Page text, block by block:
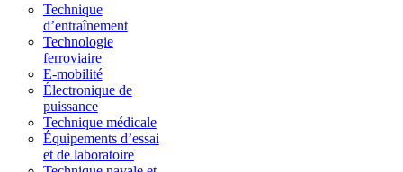
Technique
d’entraînement
Technologie
ferroviaire
E-mobilité
Électronique de
puissance
Technique médicale
Équipements d’essai
et de laboratoire